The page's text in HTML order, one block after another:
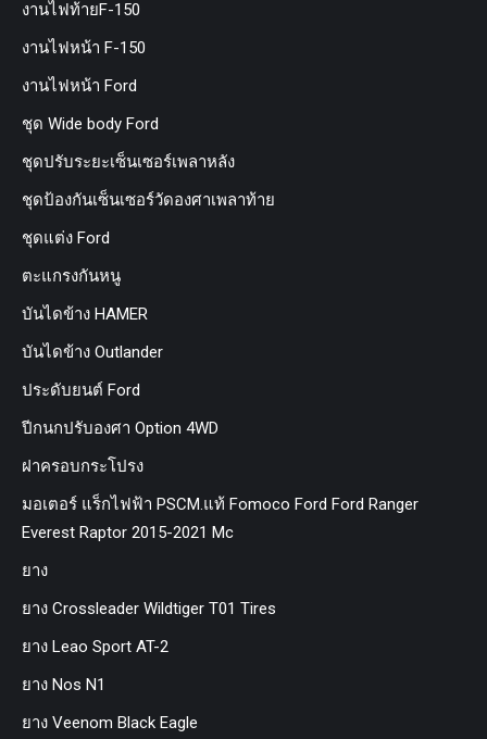
งานไฟท้ายF-150
งานไฟหน้า F-150
งานไฟหน้า Ford
ชุด Wide body Ford
ชุดปรับระยะเซ็นเซอร์เพลาหลัง
ชุดป้องกันเซ็นเซอร์วัดองศาเพลาท้าย
ชุดแต่ง Ford
ตะแกรงกันหนู
บันไดข้าง HAMER
บันไดข้าง Outlander
ประดับยนต์ Ford
ปีกนกปรับองศา Option 4WD
ฝาครอบกระโปรง
มอเตอร์ แร็กไฟฟ้า PSCM.แท้ Fomoco Ford Ford Ranger
Everest Raptor 2015-2021 Mc
ยาง
ยาง Crossleader Wildtiger T01 Tires
ยาง Leao Sport AT-2
ยาง Nos N1
ยาง Veenom Black Eagle